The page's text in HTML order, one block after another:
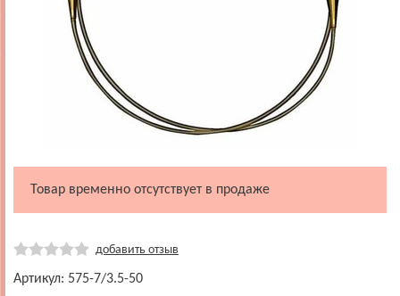
Товар временно отсутствует в продаже
добавить отзыв
Артикул: 575-7/3.5-50